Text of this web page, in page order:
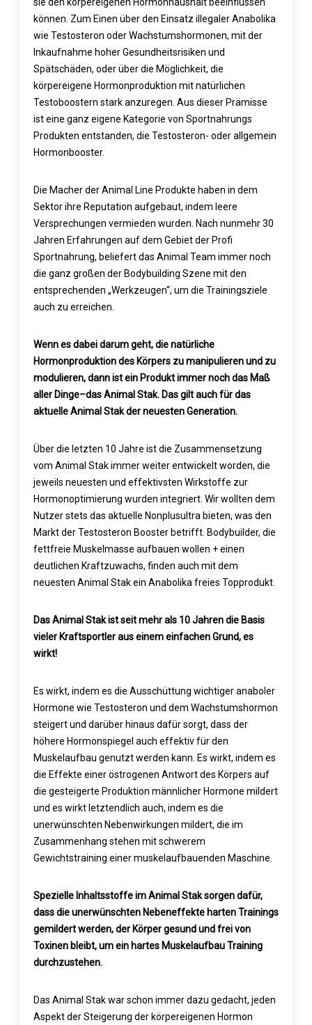
können. Zum Einen über den Einsatz illegaler Anabolika
wie Testosteron oder Wachstumshormonen, mit der
Inkaufnahme hoher Gesundheitsrisiken und
Spätschäden, oder über die Möglichkeit, die
körpereigene Hormonproduktion mit natürlichen
Testoboostern stark anzuregen. Aus dieser Prämisse
ist eine ganz eigene Kategorie von Sportnahrungs
Produkten entstanden, die Testosteron- oder allgemein
Hormonbooster.
Die Macher der Animal Line Produkte haben in dem
Sektor ihre Reputation aufgebaut, indem leere
Versprechungen vermieden wurden. Nach nunmehr 30
Jahren Erfahrungen auf dem Gebiet der Profi
Sportnahrung, beliefert das Animal Team immer noch
die ganz großen der Bodybuilding Szene mit den
entsprechenden „Werkzeugen“, um die Trainingsziele
auch zu erreichen.
Wenn es dabei darum geht, die natürliche
Hormonproduktion des Körpers zu manipulieren und zu
modulieren, dann ist ein Produkt immer noch das Maß
aller Dinge–das Animal Stak. Das gilt auch für das
aktuelle Animal Stak der neuesten Generation.
Über die letzten 10 Jahre ist die Zusammensetzung
vom Animal Stak immer weiter entwickelt worden, die
jeweils neuesten und effektivsten Wirkstoffe zur
Hormonoptimierung wurden integriert. Wir wollten dem
Nutzer stets das aktuelle Nonplusultra bieten, was den
Markt der Testosteron Booster betrifft. Bodybuilder, die
fettfreie Muskelmasse aufbauen wollen + einen
deutlichen Kraftzuwachs, finden auch mit dem
neuesten Animal Stak ein Anabolika freies Topprodukt.
Das Animal Stak ist seit mehr als 10 Jahren die Basis
vieler Kraftsportler aus einem einfachen Grund, es
wirkt!
Es wirkt, indem es die Ausschüttung wichtiger anaboler
Hormone wie Testosteron und dem Wachstumshormon
steigert und darüber hinaus dafür sorgt, dass der
höhere Hormonspiegel auch effektiv für den
Muskelaufbau genutzt werden kann. Es wirkt, indem es
die Effekte einer östrogenen Antwort des Körpers auf
die gesteigerte Produktion männlicher Hormone mildert
und es wirkt letztendlich auch, indem es die
unerwünschten Nebenwirkungen mildert, die im
Zusammenhang stehen mit schwerem
Gewichtstraining einer muskelaufbauenden Maschine.
Spezielle Inhaltsstoffe im Animal Stak sorgen dafür,
dass die unerwünschten Nebeneffekte harten Trainings
gemildert werden, der Körper gesund und frei von
Toxinen bleibt, um ein hartes Muskelaufbau Training
durchzustehen.
Das Animal Stak war schon immer dazu gedacht, jeden
Aspekt der Steigerung der körpereigenen Hormon